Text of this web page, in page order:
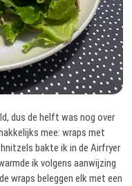
dus de helft was nog over
mee: wraps met
bakte ik in de Airfryer
ik volgens aanwijzing
wraps beleggen elk met een